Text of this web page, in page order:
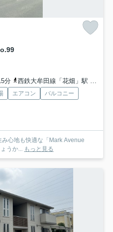
分
西鉄大牟田線「花畑」駅 徒歩18分
エアコン
バルコニー
心地も快適な「Mark Avenue
うか...
もっと見る